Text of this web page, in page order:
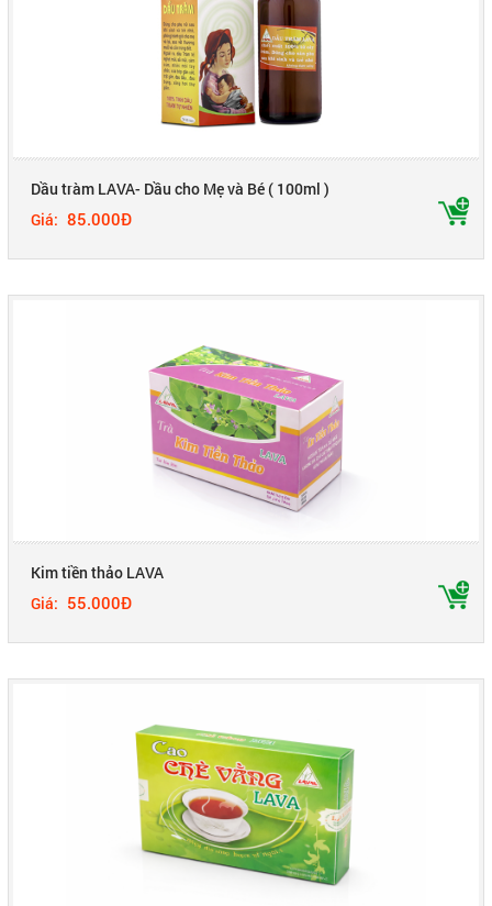
Dầu tràm LAVA- Dầu cho Mẹ và Bé ( 100ml )
Giá: 85.000Đ
Kim tiền thảo LAVA
Giá: 55.000Đ